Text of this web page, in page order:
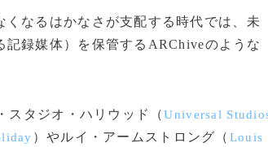
なるはかなさが支配する時代では、未
録媒体）を保管するARChiveのような
スタジオ・ハリウッド（Universal
）やルイ・アームストロング（ Louis